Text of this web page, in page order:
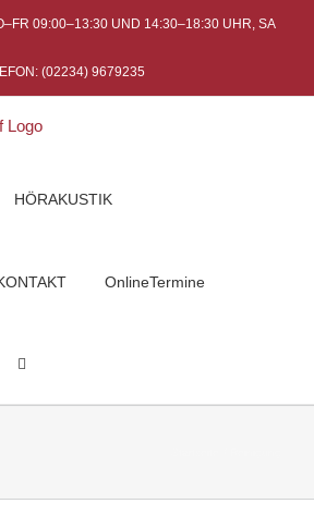
09:00–13:30 UND 14:30–18:30 UHR, SA
(02234) 9679235
HÖRAKUSTIK
OnlineTermine